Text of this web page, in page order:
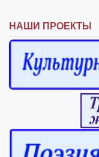
НАШИ ПРОЕКТЫ